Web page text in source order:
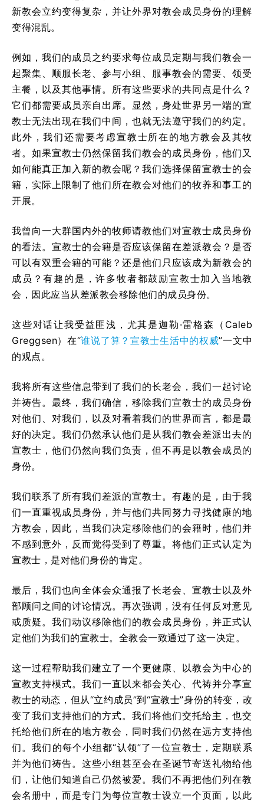
新教会立约变得复杂，并让外界对教会成员身份的理解
变得混乱。
例如，我们的成员之约要求每位成员定期与我们教会一
起聚集、顺服长老、参与小组、服事教会的需要、领受
主餐，以及其他事情。所有这些要求的共同点是什么？
它们都需要成员亲自出席。显然，身处世界另一端的宣
教士无法出现在我们中间，也就无法遵守我们的约定。
此外，我们还需要考虑宣教士所在的地方教会及其牧
者。如果宣教士仍然保留我们教会的成员身份，他们又
如何能真正加入新的教会呢？我们选择保留宣教士的会
籍，实际上限制了他们所在教会对他们的牧养和事工的
开展。
我曾向一大群国内外的牧师请教他们对宣教士成员身份
的看法。宣教士的会籍是否应该保留在差派教会？是否
可以有双重会籍的可能？还是他们只应该成为新教会的
成员？有趣的是，许多牧者都鼓励宣教士加入当地教
会，因此应当从差派教会移除他们的成员身份。
这些对话让我受益匪浅，尤其是迦勒·雷格森（Caleb
Greggsen）在“谁说了算？宣教士生活中的权威”一文中
的观点。
我将所有这些信息带到了我们的长老会，我们一起讨论
并祷告。最终，我们确信，移除我们宣教士的成员身份
对他们、对我们，以及对看着我们的世界而言，都是最
好的决定。我们仍然承认他们是从我们教会差派出去的
宣教士，他们仍然向我们负责，但不再是以教会成员的
身份。
我们联系了所有我们差派的宣教士。有趣的是，由于我
们一直重视成员身份，并与他们共同努力寻找健康的地
方教会，因此，当我们决定移除他们的会籍时，他们并
不感到意外，反而觉得受到了尊重。将他们正式认定为
宣教士，是对他们身份的肯定。
最后，我们也向全体会众通报了长老会、宣教士以及外
部顾问之间的讨论情况。再次强调，没有任何反对意见
或质疑。我们动议移除他们的教会成员身份，并正式认
定他们为我们的宣教士。全教会一致通过了这一决定。
这一过程帮助我们建立了一个更健康、以教会为中心的
宣教支持模式。我们一直以来都会关心、代祷并分享宣
教士的动态，但从“立约成员”到“宣教士”身份的转变，改
变了我们支持他们的方式。我们将他们交托给主，也交
托给他们所在的地方教会，同时我们仍然在远方支持他
们。我们的每个小组都“认领”了一位宣教士，定期联系
并为他们祷告。这些小组甚至会在圣诞节寄送礼物给他
们，让他们知道自己仍然被爱。我们不再把他们列在教
会名册中，而是专门为每位宣教士设立一个页面，以此